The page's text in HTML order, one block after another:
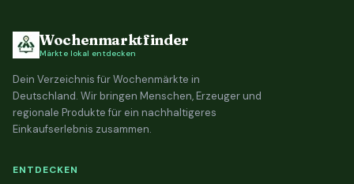
Wochenmarktfinder
Märkte lokal entdecken
Dein Verzeichnis für Wochenmärkte in
Deutschland. Wir bringen Menschen, Erzeuger und
regionale Produkte für ein nachhaltigeres
Einkaufserlebnis zusammen.
ENTDECKEN